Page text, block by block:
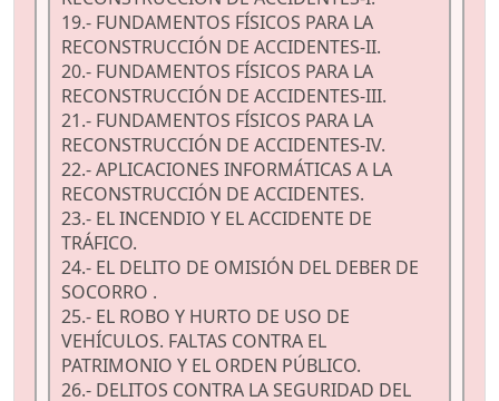
19.- FUNDAMENTOS FÍSICOS PARA LA
RECONSTRUCCIÓN DE ACCIDENTES-II.
20.- FUNDAMENTOS FÍSICOS PARA LA
RECONSTRUCCIÓN DE ACCIDENTES-III.
21.- FUNDAMENTOS FÍSICOS PARA LA
RECONSTRUCCIÓN DE ACCIDENTES-IV.
22.- APLICACIONES INFORMÁTICAS A LA
RECONSTRUCCIÓN DE ACCIDENTES.
23.- EL INCENDIO Y EL ACCIDENTE DE
TRÁFICO.
24.- EL DELITO DE OMISIÓN DEL DEBER DE
SOCORRO .
25.- EL ROBO Y HURTO DE USO DE
VEHÍCULOS. FALTAS CONTRA EL
PATRIMONIO Y EL ORDEN PÚBLICO.
26.- DELITOS CONTRA LA SEGURIDAD DEL